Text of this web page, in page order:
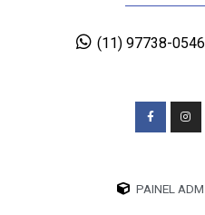
(11) 97738-0546
PAINEL ADM